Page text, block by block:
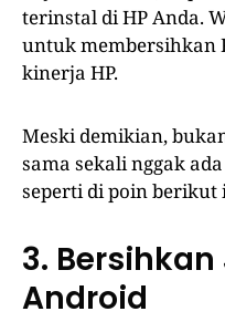
terinstal di HP Anda.
untuk membersihkan
kinerja HP.
Meski demikian,
sama sekali nggak
seperti di poin berikut
3.
Android